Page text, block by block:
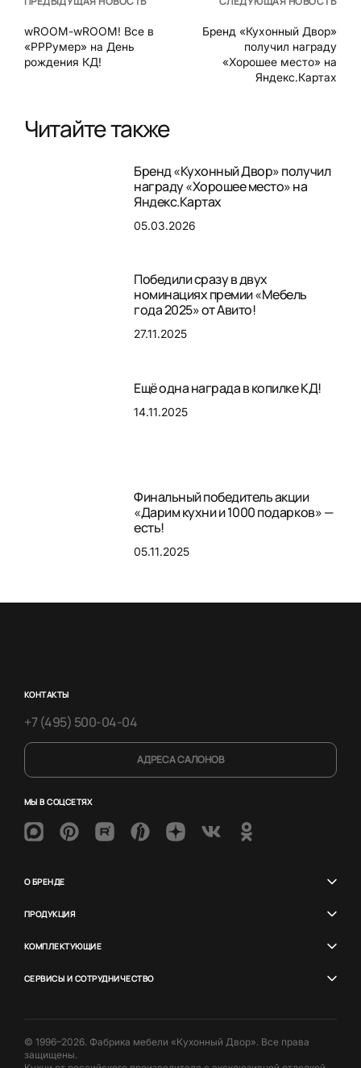
wROOM-wROOM! Все в
«РРРумер» на День
рождения КД!
Бренд «Кухонный Двор»
получил награду
«Хорошее место» на
Яндекс.Картах
Читайте также
Бренд «Кухонный Двор» получил
награду «Хорошее место» на
Яндекс.Картах
05.03.2026
Победили сразу в двух
номинациях премии «Мебель
года 2025» от Авито!
27.11.2025
Ещё одна награда в копилке КД!
14.11.2025
Финальный победитель акции
«Дарим кухни и 1000 подарков» —
есть!
05.11.2025
КОНТАКТЫ
+7 (495) 500-04-04
АДРЕСА САЛОНОВ
МЫ В СОЦСЕТЯХ
О БРЕНДЕ
ПРОДУКЦИЯ
КОМПЛЕКТУЮЩИЕ
СЕРВИСЫ И СОТРУДНИЧЕСТВО
© 1996–2026. Фабрика мебели «Кухонный Двор». Все права
защищены.